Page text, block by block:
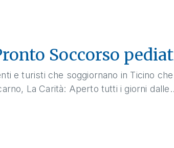
Soccorso
e turisti che soggiornano in Ticino
La Carità: Aperto tutti i giorni